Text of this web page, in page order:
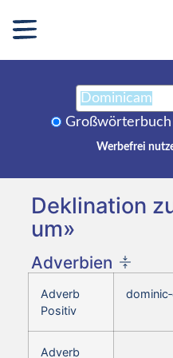
Großwörterbuch
Werbefrei
Deklination
um»
Adverbien
Adverb
Positiv
Adverb